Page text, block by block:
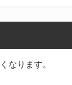
なります。